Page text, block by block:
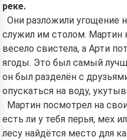
реке.
Они разложили угощение
служил им столом. Мартин
весело свистела, а Арти
ягоды. Это был самый
он был разделён с
опускаться на воду,
Мартин посмотрел на
есть ли у тебя перья, мех
лесу найдётся место для